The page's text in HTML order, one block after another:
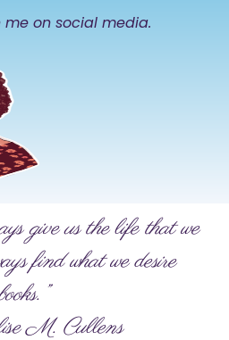
on social media.
give us the life that we
find what we desire
Cullens